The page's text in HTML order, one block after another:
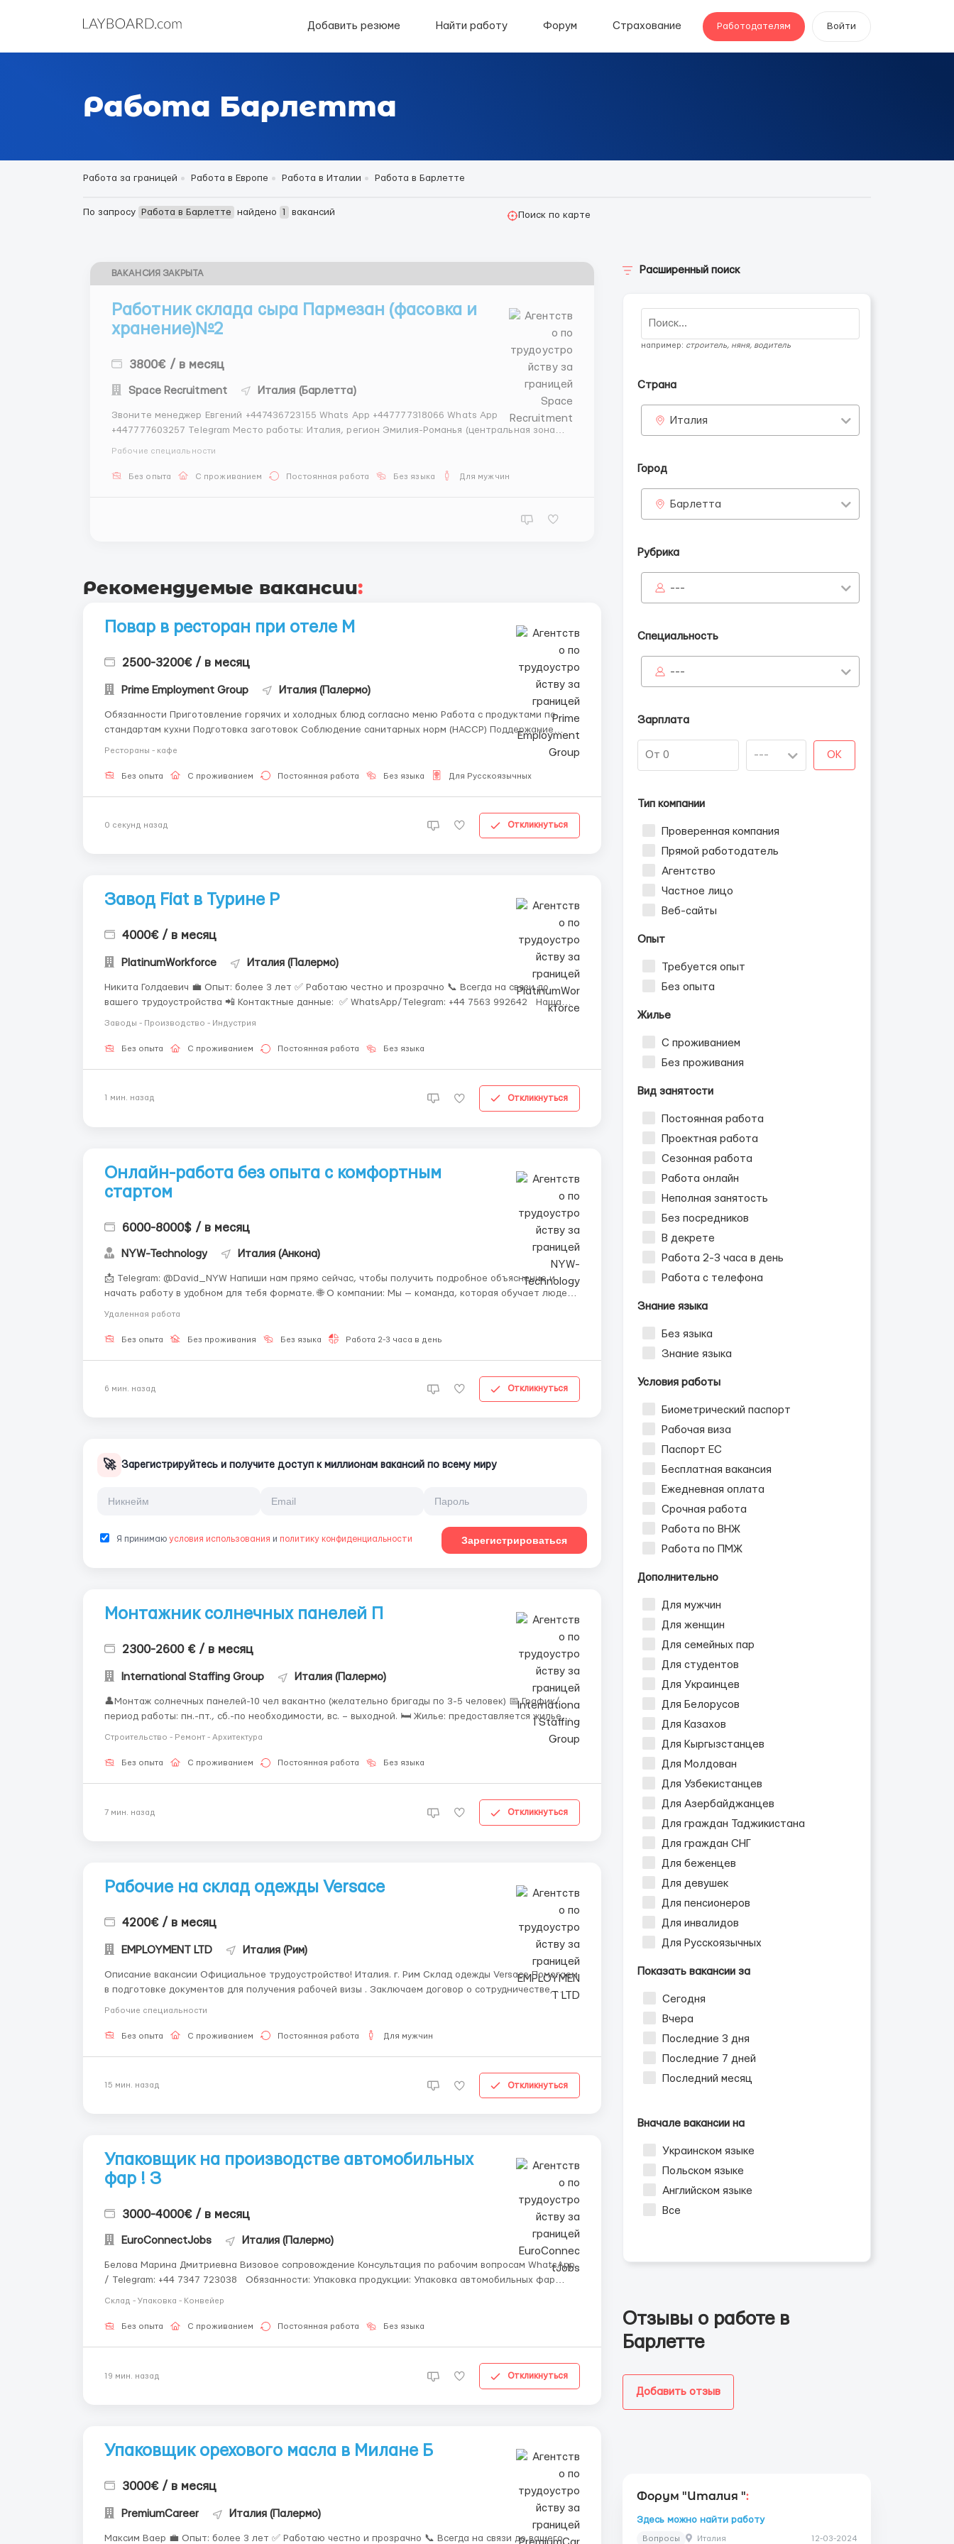
Добавить резюме Найти работу Форум Страхование Работодателям Войти
Работа Барлетта
Работа за границей Работа в Европе Работа в Италии Работа в Барлетте
По запросу Работа в Барлетте найдено 1 вакансий Поиск по карте
ВАКАНСИЯ ЗАКРЫТА
Работник склада сыра Пармезан (фасовка и
хранение)№2
3800€ / в месяц
Space Recruitment Италия (Барлетта)
Звоните менеджер Евгений +447436723155 Whats App +447777318066 Whats App
+447777603257 Telegram Место работы: Италия, регион Эмилия-Романья (центральная зона
Рабочие специальности
Без опыта С проживанием Постоянная работа Без языка Для мужчин
Рекомендуемые вакансии:
Повар в ресторан при отеле М
2500-3200€ / в месяц
Prime Employment Group Италия (Палермо)
Обязанности Приготовление горячих и холодных блюд согласно меню Работа с продуктами по
стандартам кухни Подготовка заготовок Соблюдение санитарных норм (HACCP) Поддержание
Рестораны - кафе
Без опыта С проживанием Постоянная работа Без языка Для Русскоязычных
0 секунд назад Откликнуться
Завод Fiat в Турине P
4000€ / в месяц
PlatinumWorkforce Италия (Палермо)
Никита Голдаевич 💼 Опыт: более 3 лет ✅ Работаю честно и прозрачно 📞 Всегда на связи до
вашего трудоустройства 📲 Контактные данные: ✅ WhatsApp/Telegram: +44 7563 992642 Наша
Заводы - Производство - Индустрия
Без опыта С проживанием Постоянная работа Без языка
1 мин. назад Откликнуться
Онлайн-работа без опыта с комфортным
стартом
6000-8000$ / в месяц
NYW-Technology Италия (Анкона)
📩 Telegram: @David_NYW Напиши нам прямо сейчас, чтобы получить подробное объяснение и
начать работу в удобном для тебя формате. 🌐 О компании: Мы — команда, которая обучает людей
Удаленная работа
Без опыта Без проживания Без языка Работа 2-3 часа в день
6 мин. назад Откликнуться
🚀 Зарегистрируйтесь и получите доступ к миллионам вакансий по всему миру
Я принимаю условия использования и политику конфиденциальности Зарегистрироваться
Монтажник солнечных панелей П
2300-2600 € / в месяц
International Staffing Group Италия (Палермо)
👤Монтаж солнечных панелей-10 чел вакантно (желательно бригады по 3-5 человек) 📅 График/
период работы: пн.-пт., сб.-по необходимости, вс. – выходной. 🛏 Жилье: предоставляется жилье
Строительство - Ремонт - Архитектура
Без опыта С проживанием Постоянная работа Без языка
7 мин. назад Откликнуться
Рабочие на склад одежды Versace
4200€ / в месяц
EMPLOYMENT LTD Италия (Рим)
Описание вакансии Официальное трудоустройство! Италия. г. Рим Склад одежды Versace Помогаем
в подготовке документов для получения рабочей визы . Заключаем договор о сотрудничестве,
Рабочие специальности
Без опыта С проживанием Постоянная работа Для мужчин
15 мин. назад Откликнуться
Упаковщик на производстве автомобильных
фар ! З
3000-4000€ / в месяц
EuroConnectJobs Италия (Палермо)
Белова Марина Дмитриевна Визовое сопровождение Консультация по рабочим вопросам WhatsApp
/ Telegram: +44 7347 723038 Обязанности: Упаковка продукции: Упаковка автомобильных фар
Склад - Упаковка - Конвейер
Без опыта С проживанием Постоянная работа Без языка
19 мин. назад Откликнуться
Упаковщик орехового масла в Милане Б
3000€ / в месяц
PremiumCareer Италия (Палермо)
Максим Ваер 💼 Опыт: более 3 лет ✅ Работаю честно и прозрачно 📞 Всегда на связи до вашего
Расширенный поиск
например: строитель, няня, водитель
Страна
Италия
Город
Барлетта
Рубрика
---
Специальность
---
Зарплата
OK
Тип компании
Проверенная компания
Прямой работодатель
Агентство
Частное лицо
Веб-сайты
Опыт
Требуется опыт
Без опыта
Жилье
С проживанием
Без проживания
Вид занятости
Постоянная работа
Проектная работа
Сезонная работа
Работа онлайн
Неполная занятость
Без посредников
В декрете
Работа 2-3 часа в день
Работа с телефона
Знание языка
Без языка
Знание языка
Условия работы
Биометрический паспорт
Рабочая виза
Паспорт ЕС
Бесплатная вакансия
Ежедневная оплата
Срочная работа
Работа по ВНЖ
Работа по ПМЖ
Дополнительно
Для мужчин
Для женщин
Для семейных пар
Для студентов
Для Украинцев
Для Белорусов
Для Казахов
Для Кыргызстанцев
Для Молдован
Для Узбекистанцев
Для Азербайджанцев
Для граждан Таджикистана
Для граждан СНГ
Для беженцев
Для девушек
Для пенсионеров
Для инвалидов
Для Русскоязычных
Показать вакансии за
Сегодня
Вчера
Последние 3 дня
Последние 7 дней
Последний месяц
Вначале вакансии на
Украинском языке
Польском языке
Английском языке
Все
Отзывы о работе в
Барлетте
Добавить отзыв
Форум "Италия ":
Здесь можно найти работу
Вопросы Италия 12-03-2024